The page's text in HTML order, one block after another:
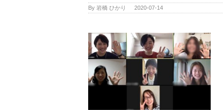
By 岩橋 ひかり 2020-07-14